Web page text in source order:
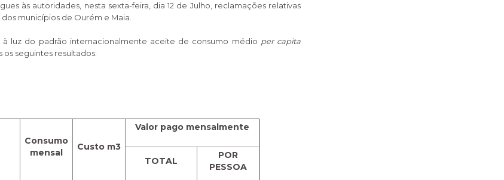
às autoridades, nesta sexta-feira, dia 12 de Julho, reclamações relativas
municípios de Ourém e Maia.
à luz do padrão internacionalmente aceite de consumo médio per capita
seguintes resultados:
Consumo
mensal
Custo m3
Valor pago mensalmente
TOTAL
POR
PESSOA